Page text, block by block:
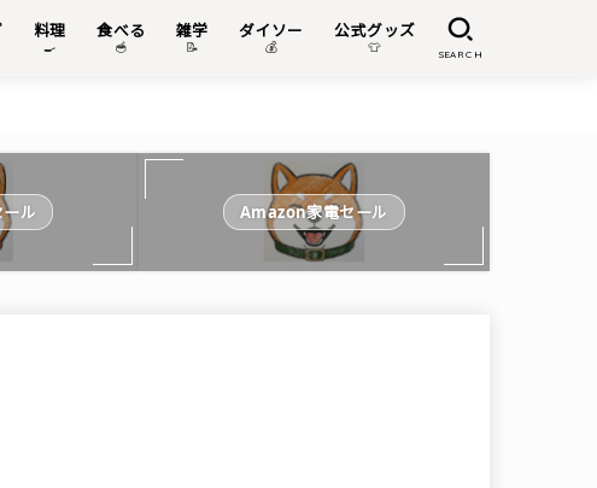
料理
🍳
食べる
🥣
雑学
📝
ダイソー
💰
公式グッズ
👕 SEARCH
ル Amazon家電セール